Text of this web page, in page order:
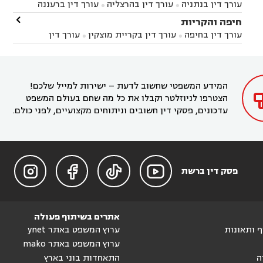
זיקים
עורך דין בנתיבות עורך דין בקרית מלאכי עורך דין בנתניה  עורך דין בהרצליה  עורך דין ברעננה
עורך דין בחדרה עורך דין בכפר סבא
עורך דין בהוד
השרון
עורך דין באבן יהודה
עורך דין בחריש  עורך דין בקיסריה  עורך דין בקדימה
חיפה והקריות
עורך דין בחיפה  עורך דין בקריית מוצקין 
עורך דין
בקרית מוצקין
עורך דין בקריית אתא
עורך דין

המידע המשפטי שחשוב לדעת – ישירות למייל שלכם!
הצטרפו לניוזלטר וקבלו את כל מה שחם בעולם המשפט
עדכונים, פסקי דין חשובים וניתוחים מקצועיים, לפני כולם.
פסק דין ברשת 



ותאונות
אתרים בשיתוף פעולה
ערוץ המשפט באתר ynet
ערוץ המשפט באתר mako
התאחדות בוני בארץ